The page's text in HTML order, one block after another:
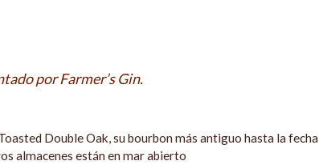
por Farmer’s Gin.
Double Oak, su bourbon más antiguo hasta la fecha
almacenes están en mar abierto